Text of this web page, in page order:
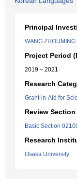
Principal
WANG ZHOUMING
Project Period
2019 – 2021
Research
Grant-in-Aid for
Review Section
Basic Section
Research
Osaka University